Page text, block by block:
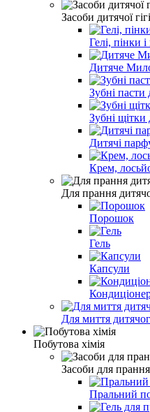
Засоби дитячої
Гелі, пінки
Дитяче
Зубні пасти
Зубні щітки
Дитячі
Крем,
Для прання
Порошок
Гель
Капсули
Для миття
Побутова хімія
Засоби для прання
Пральний